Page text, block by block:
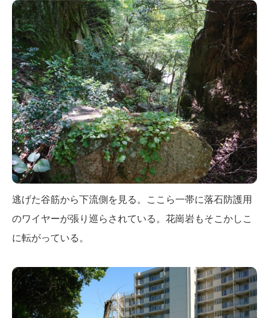
逃げた谷筋から下流側を見る。ここら一帯に落石防護用
のワイヤーが張り巡らされている。花崗岩もそこかしこ
に転がっている。